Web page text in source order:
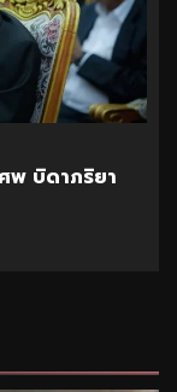
พ บิดาภริยา